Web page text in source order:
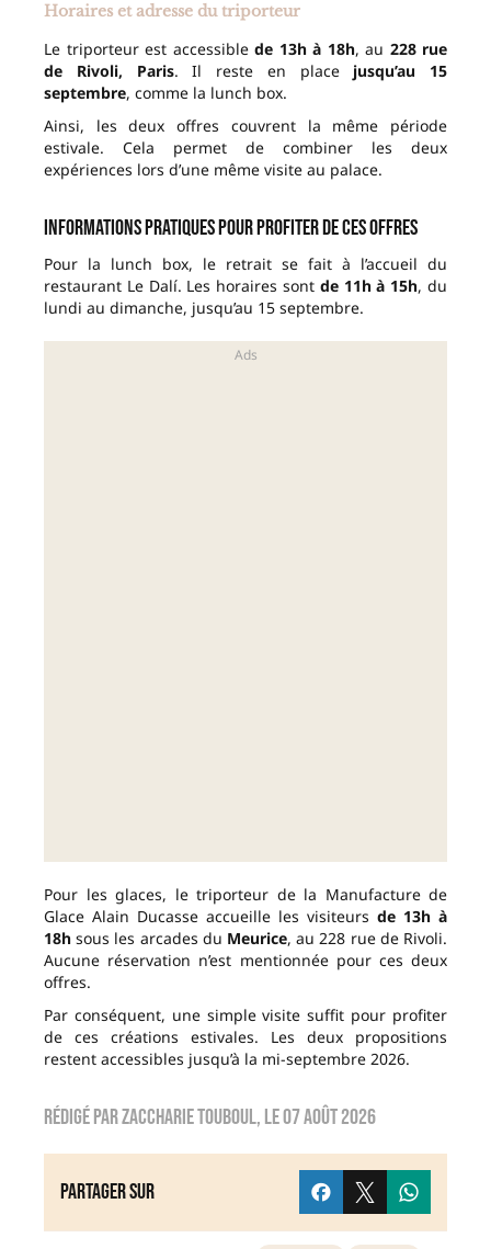
Horaires et adresse du triporteur
Le triporteur est accessible de 13h à 18h, au 228 rue
de Rivoli, Paris. Il reste en place jusqu’au 15
septembre, comme la lunch box.
Ainsi, les deux offres couvrent la même période
estivale. Cela permet de combiner les deux
expériences lors d’une même visite au palace.
Informations pratiques pour profiter de ces offres
Pour la lunch box, le retrait se fait à l’accueil du
restaurant Le Dalí. Les horaires sont de 11h à 15h, du
lundi au dimanche, jusqu’au 15 septembre.
Pour les glaces, le triporteur de la Manufacture de
Glace Alain Ducasse accueille les visiteurs de 13h à
18h sous les arcades du Meurice, au 228 rue de Rivoli.
Aucune réservation n’est mentionnée pour ces deux
offres.
Par conséquent, une simple visite suffit pour profiter
de ces créations estivales. Les deux propositions
restent accessibles jusqu’à la mi-septembre 2026.
Rédigé parzaccharie touboul, le07 août 2026
Partager sur